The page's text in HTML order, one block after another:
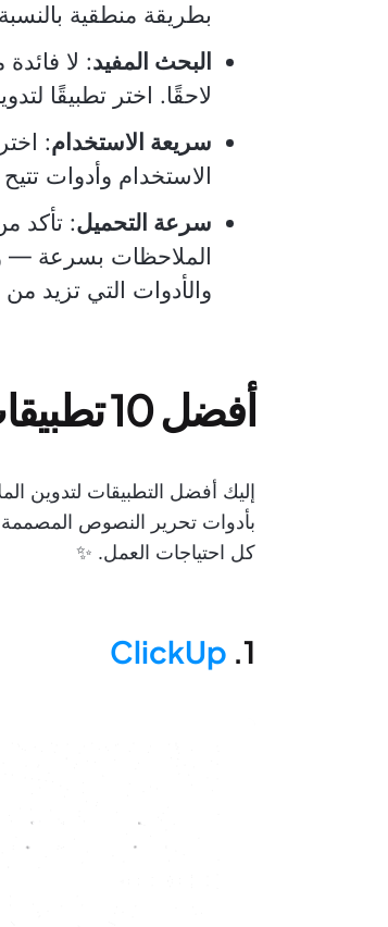
بطريقة منطقية
البحث المفيد: لا
لاحقًا. اختر تطبيقًا
سريعة الاستخدام:
الاستخدام وأدوات
سرعة التحميل: تأكد
الملاحظات بسرعة —
والأدوات التي تزيد
أفضل 10 تطبيقات لتدوين الملاحظات لنظام Mac
بأدوات تحرير النصوص المصممة
كل احتياجات العمل. ✨
1.
ClickUp